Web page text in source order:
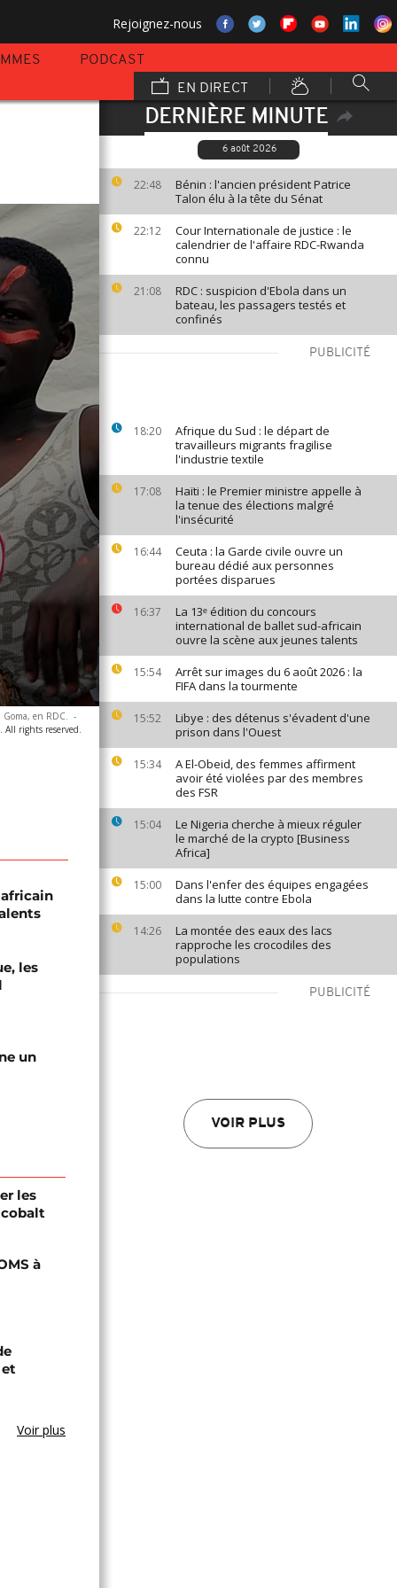
Rejoignez-nous
PODCAST
EN DIRECT
DERNIÈRE MINUTE
6 août 2026
22:48
Bénin : l'ancien président Patrice
Talon élu à la tête du Sénat
22:12
Cour Internationale de justice : le
calendrier de l'affaire RDC-Rwanda
connu
21:08
RDC : suspicion d'Ebola dans un
bateau, les passagers testés et
confinés
PUBLICITÉ
18:20
Afrique du Sud : le départ de
travailleurs migrants fragilise
l'industrie textile
17:08
Haïti : le Premier ministre appelle à
la tenue des élections malgré
l'insécurité
16:44
Ceuta : la Garde civile ouvre un
bureau dédié aux personnes
portées disparues
16:37
La 13ᵉ édition du concours
international de ballet sud-africain
ouvre la scène aux jeunes talents
15:54
Arrêt sur images du 6 août 2026 : la
FIFA dans la tourmente
15:52
Libye : des détenus s'évadent d'une
prison dans l'Ouest
15:34
A El-Obeid, des femmes affirment
avoir été violées par des membres
des FSR
15:04
Le Nigeria cherche à mieux réguler
le marché de la crypto [Business
Africa]
15:00
Dans l'enfer des équipes engagées
dans la lutte contre Ebola
14:26
La montée des eaux des lacs
rapproche les crocodiles des
populations
PUBLICITÉ
VOIR PLUS
en RDC. -
All rights reserved.
les
un
les
à
et
Voir plus